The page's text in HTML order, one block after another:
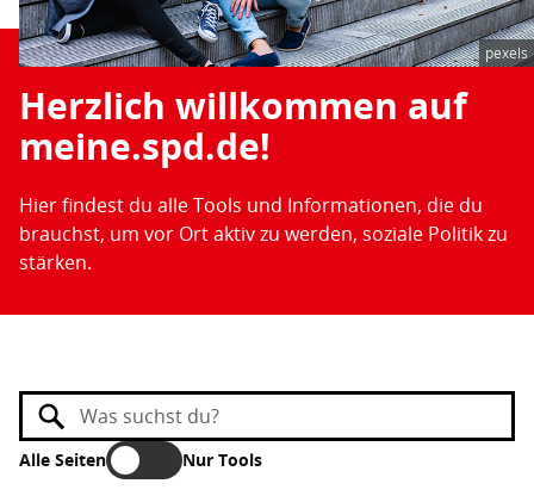
Herzlich willkommen auf
meine.spd.de!
Hier findest du alle Tools und Informationen, die du
brauchst, um vor Ort aktiv zu werden, soziale Politik zu
stärken.
pexels
Alle Seiten Nur Tools